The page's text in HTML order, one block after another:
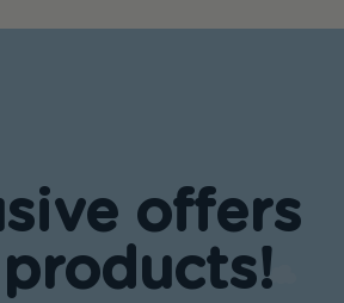
offers